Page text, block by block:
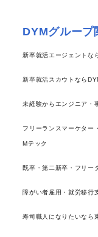
DYMグループ
新卒就活エージェントな
新卒就活スカウトなら
未経験からエンジニア・
フリーランスマーケター
Mテック
既卒・第二新卒・フリー
障がい者雇用・就労移行
寿司職人になりたいなら